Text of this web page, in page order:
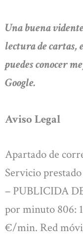
Una buena
lectura de cartas,
puedes conocer
Google.
Aviso Legal
Apartado de
Servicio
– PUBLICIDA
por minuto 806:
€/min. Red